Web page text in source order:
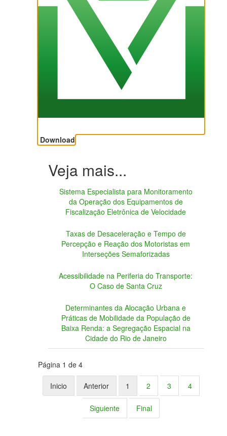
Download
Sistema Especialista para Monitoramento
da Operação dos Equipamentos de
Fiscalização Eletrônica de Velocidade
Taxas de Desaceleração e Tempo de
Percepção e Reação dos Motoristas em
Interseções Semaforizadas
Acessibilidade na Periferia do Transporte:
O Caso de Santa Cruz
Determinantes da Alocação Urbana e
Práticas de Mobilidade da População de
Baixa Renda: a Segregação Espacial na
Cidade do Rio de Janeiro
Página 1 de 4
Inicio Anterior 1 2 3 4
Siguiente Final